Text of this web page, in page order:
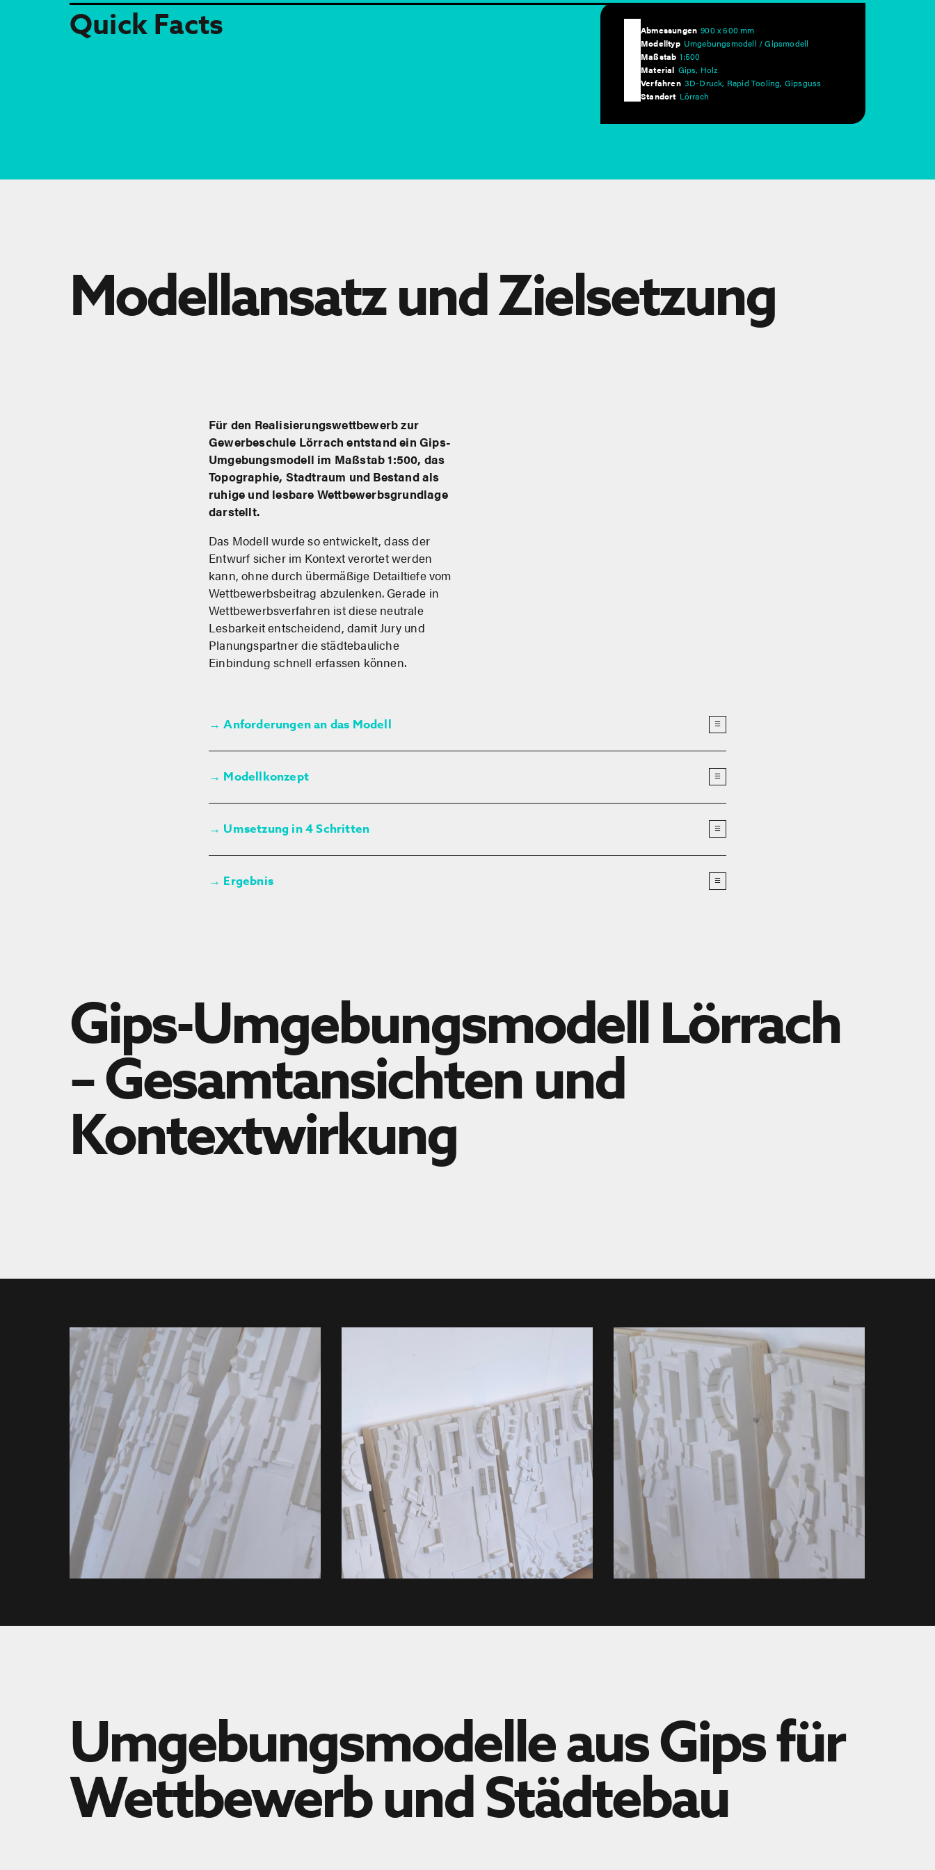
Quick Facts Abmessungen 900 x 600 mm
Modelltyp Umgebungsmodell / Gipsmodell
Maßstab 1:500
Material Gips, Holz
Verfahren 3D-Druck, Rapid Tooling, Gipsguss
Standort Lörrach
Modellansatz und Zielsetzung
Für den Realisierungswettbewerb zur
Gewerbeschule Lörrach entstand ein Gips-
Umgebungsmodell im Maßstab 1:500, das
Topographie, Stadtraum und Bestand als
ruhige und lesbare Wettbewerbsgrundlage
darstellt.
Das Modell wurde so entwickelt, dass der
Entwurf sicher im Kontext verortet werden
kann, ohne durch übermäßige Detailtiefe vom
Wettbewerbsbeitrag abzulenken. Gerade in
Wettbewerbsverfahren ist diese neutrale
Lesbarkeit entscheidend, damit Jury und
Planungspartner die städtebauliche
Einbindung schnell erfassen können.
→ Anforderungen an das Modell ☰
→ Modellkonzept ☰
×
→ Umsetzung in 4 Schritten ☰
×
→ Ergebnis ☰
×
Gips-Umgebungsmodell Lörrach
– Gesamtansichten und
Kontextwirkung
Umgebungsmodelle aus Gips für
Wettbewerb und Städtebau